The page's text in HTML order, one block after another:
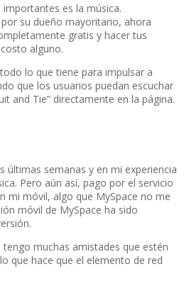
es la música.
su dueño mayoritario, ahora
gratis y hacer tus
alguno.
lo que tiene para impulsar a
que los usuarios puedan escuchar
and Tie” directamente en la página.
últimas semanas y en mi experiencia
Pero aún así­, pago por el servicio
mi móvil, algo que MySpace no me
móvil de MySpace ha sido
muchas amistades que estén
que hace que el elemento de red